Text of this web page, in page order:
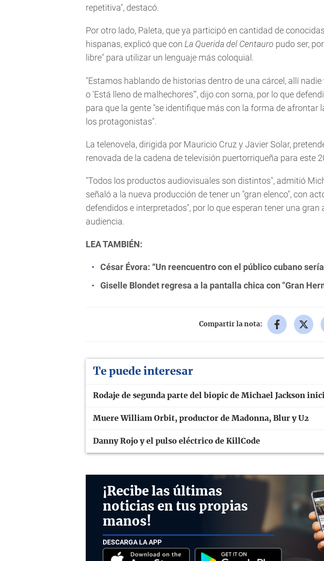
repetitiva", destacó.
Por otro lado, Paleta, que ya participó en cantidad de
hispanas, explicó que con La Querida del Centauro pudo ser,
libre" para utilizar un lenguaje más coloquial.
"Estamos hablando de historias dentro de una cárcel, allí nadie
o 'Está lleno de malhechores'", dijo con sorna, por lo que
para que la gente "se identifique más con la forma de afrontar
los protagonistas".
La telenovela, dirigida por Mauricio Cruz y Javier Solar,
renovada de la cadena de televisión puertorriqueña para este
"Todos los productos audiovisuales son distintos", admitió
señaló a la nueva producción de tener un "gran elenco", con
defendidos e interpretados", por lo que esperan tener una gran
audiencia.
LEA TAMBIÉN:
César Évora: “Un reencuentro con el público cubano
Giselle Blondet regresa a la pantalla chica con "Gran
Compartir la nota:
Te puede interesar
Rodaje de segunda parte del biopic de Michael Jackson
Muere William Orbit, productor de Madonna, Blur y U2
Danny Rojo y el pulso eléctrico de KillCode
¡Recibe las últimas
noticias en tus propias
manos!
DESCARGA LA APP